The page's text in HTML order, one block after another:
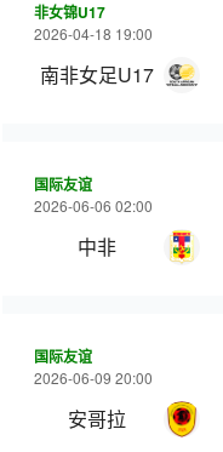
非女锦U17
2026-04-18 19:00
南非女足U17
国际友谊
2026-06-06 02:00
中非
国际友谊
2026-06-09 20:00
安哥拉